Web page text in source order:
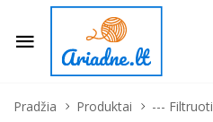
Pradžia Produktai --- Filtruoti